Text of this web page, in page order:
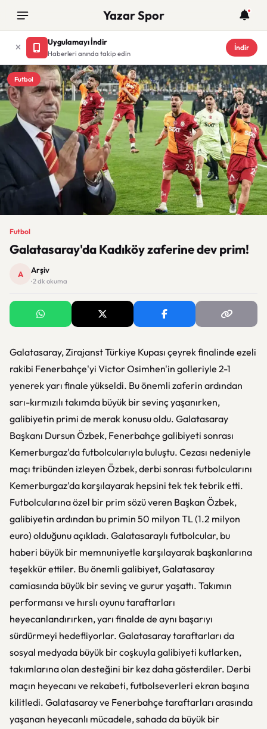
Yazar Spor
Uygulamayı İndir
Haberleri anında takip edin
İndir
Futbol
Futbol
Galatasaray'da Kadıköy zaferine dev prim!
A Arşiv
· 2 dk okuma
Galatasaray, Zirajanst Türkiye Kupası çeyrek finalinde ezeli
rakibi Fenerbahçe'yi Victor Osimhen'in golleriyle 2-1
yenerek yarı finale yükseldi. Bu önemli zaferin ardından
sarı-kırmızılı takımda büyük bir sevinç yaşanırken,
galibiyetin primi de merak konusu oldu. Galatasaray
Başkanı Dursun Özbek, Fenerbahçe galibiyeti sonrası
Kemerburgaz'da futbolcularıyla buluştu. Cezası nedeniyle
maçı tribünden izleyen Özbek, derbi sonrası futbolcularını
Kemerburgaz'da karşılayarak hepsini tek tek tebrik etti.
Futbolcularına özel bir prim sözü veren Başkan Özbek,
galibiyetin ardından bu primin 50 milyon TL (1.2 milyon
euro) olduğunu açıkladı. Galatasaraylı futbolcular, bu
haberi büyük bir memnuniyetle karşılayarak başkanlarına
teşekkür ettiler. Bu önemli galibiyet, Galatasaray
camiasında büyük bir sevinç ve gurur yaşattı. Takımın
performansı ve hırslı oyunu taraftarları
heyecanlandırırken, yarı finalde de aynı başarıyı
sürdürmeyi hedefliyorlar. Galatasaray taraftarları da
sosyal medyada büyük bir coşkuyla galibiyeti kutlarken,
takımlarına olan desteğini bir kez daha gösterdiler. Derbi
maçın heyecanı ve rekabeti, futbolseverleri ekran başına
kilitledi. Galatasaray ve Fenerbahçe taraftarları arasında
yaşanan heyecanlı mücadele, sahada da büyük bir